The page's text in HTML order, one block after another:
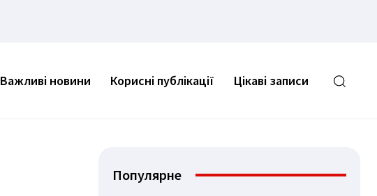
Важливі новини Корисні публікації Цікаві записи
Популярне